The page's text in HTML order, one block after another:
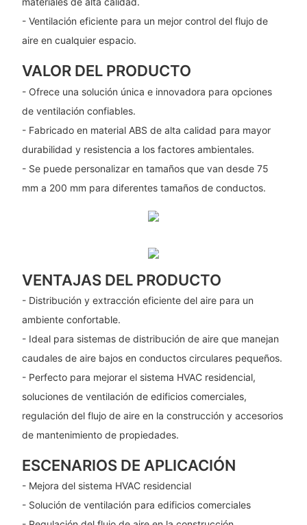
- Ventilación eficiente para un mejor control del flujo de
aire en cualquier espacio.
VALOR DEL PRODUCTO
- Ofrece una solución única e innovadora para opciones
de ventilación confiables.
- Fabricado en material ABS de alta calidad para mayor
durabilidad y resistencia a los factores ambientales.
- Se puede personalizar en tamaños que van desde 75
mm a 200 mm para diferentes tamaños de conductos.
VENTAJAS DEL PRODUCTO
- Distribución y extracción eficiente del aire para un
ambiente confortable.
- Ideal para sistemas de distribución de aire que manejan
caudales de aire bajos en conductos circulares pequeños.
- Perfecto para mejorar el sistema HVAC residencial,
soluciones de ventilación de edificios comerciales,
regulación del flujo de aire en la construcción y accesorios
de mantenimiento de propiedades.
ESCENARIOS DE APLICACIÓN
- Mejora del sistema HVAC residencial
- Solución de ventilación para edificios comerciales